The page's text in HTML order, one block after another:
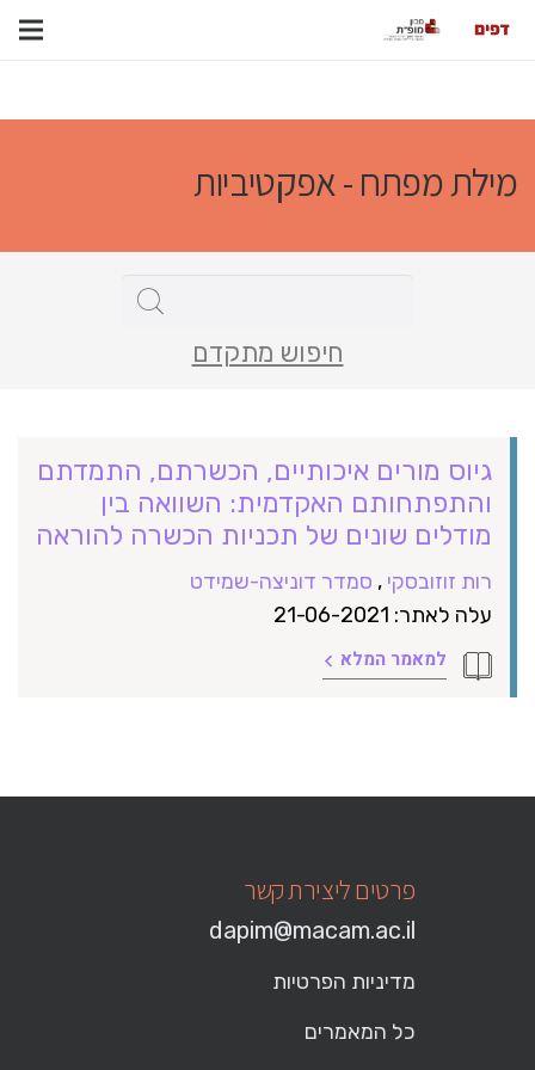
מילת מפתח - אפקטיביות
חיפוש מתקדם
גיוס מורים איכותיים, הכשרתם, התמדתם
והתפתחותם האקדמית: השוואה בין
מודלים שונים של תכניות הכשרה להוראה
רות זוזובסקי , סמדר דוניצה-שמידט
עלה לאתר: 21-06-2021
למאמר המלא
פרטים ליצירת קשר
dapim@macam.ac.il
מדיניות הפרטיות
כל המאמרים